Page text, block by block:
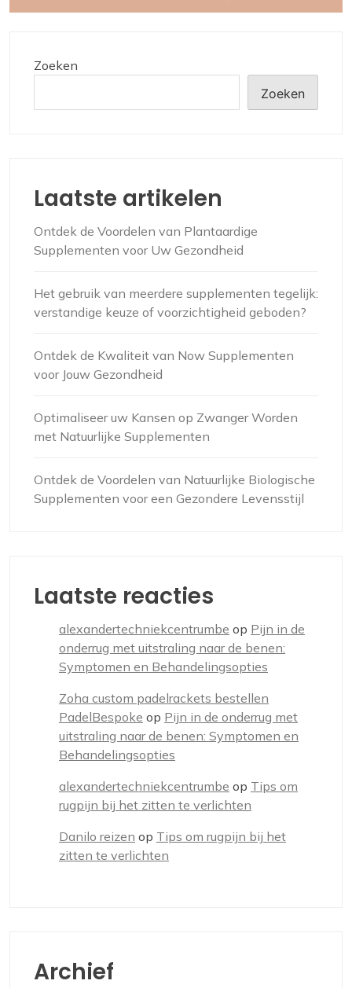
Zoeken
Zoeken
Laatste artikelen
Ontdek de Voordelen van Plantaardige
Supplementen voor Uw Gezondheid
Het gebruik van meerdere supplementen tegelijk:
verstandige keuze of voorzichtigheid geboden?
Ontdek de Kwaliteit van Now Supplementen
voor Jouw Gezondheid
Optimaliseer uw Kansen op Zwanger Worden
met Natuurlijke Supplementen
Ontdek de Voordelen van Natuurlijke Biologische
Supplementen voor een Gezondere Levensstijl
Laatste reacties
alexandertechniekcentrumbe op Pijn in de
onderrug met uitstraling naar de benen:
Symptomen en Behandelingsopties
Zoha custom padelrackets bestellen
PadelBespoke op Pijn in de onderrug met
uitstraling naar de benen: Symptomen en
Behandelingsopties
alexandertechniekcentrumbe op Tips om
rugpijn bij het zitten te verlichten
Danilo reizen op Tips om rugpijn bij het
zitten te verlichten
Archief